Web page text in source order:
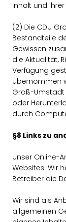
Inhalt und
(2) Die CDU
Bestandteile
Gewissen
die Aktualität,
Verfügung
übernommen
Groß-Umstadt
oder
durch
§8 Links zu
Unser Online-
Websites. Wir
Betreiber die
Wir sind als
allgemeinen